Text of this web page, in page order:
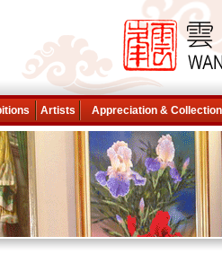
Artists Appreciation &